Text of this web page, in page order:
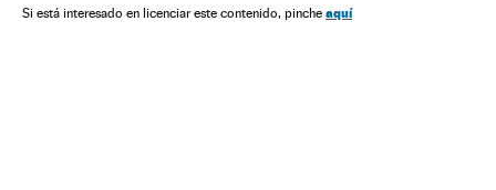
Estados Unidos Pessoas desaparecidas
Si está interesado en licenciar este contenido, pinche aquí